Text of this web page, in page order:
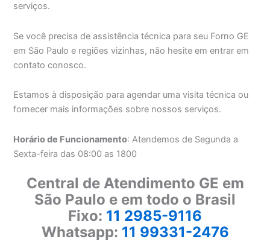
serviços.
Se você precisa de assistência técnica para seu Forno GE
em São Paulo e regiões vizinhas, não hesite em entrar em
contato conosco.
Estamos à disposição para agendar uma visita técnica ou
fornecer mais informações sobre nossos serviços.
Horário de Funcionamento: Atendemos de Segunda a
Sexta-feira das 08:00 as 1800
Central de Atendimento GE em
São Paulo e em todo o Brasil
Fixo: 11 2985-9116
Whatsapp: 11 99331-2476